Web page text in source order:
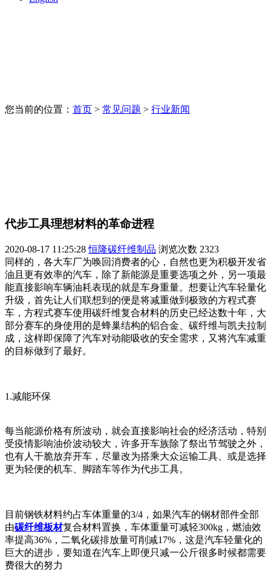
您当前的位置： 首页 > 常见问题 > 行业新闻
代步工具理想材料的革命进程
2020-08-17 11:25:28 恒隆碳纤维制品 浏览次数 2323
同样的，各大车厂为唤回消费者的心，自然也更为积极开发省
油且更有效率的汽车，除了新能源是重要选项之外，另一项最
能直接影响车辆油耗表现的就是车身重量。想要让汽车轻量化
升级，首先让人们联想到的便是将减重做到极致的方程式赛
车，方程式赛车使用碳纤维复合材料的历史已经达数十年，大
部分赛车的身使用的是蜂巢结构的铝合金、碳纤维与凯夫拉制
成，这样即保障了汽车对动能吸收的安全需求，又将汽车减重
的目标做到了最好。
1.减能环保
每当能源价格有所波动，就会直接影响社会的经济活动，特别
受疫情影响油价波动较大，许多开车族除了祭出节驾驶之外，
也有人干脆放弃开车，尽量改为搭乘大众运输工具、或是选择
更为轻便的机车、脚踏车等作为代步工具。
目前钢铁材料约占车体重量的3/4，如果汽车的钢材部件全部
由碳纤维板材复合材料置换，车体重量可减轻300kg，燃油效
率提高36%，二氧化碳排放量可削减17%，这是汽车轻量化的
巨大的进步，要知道在汽车上即便只减一公斤很多时候都需要
费很大的努力